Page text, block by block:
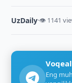
UzDaily·👁 1141
Eng